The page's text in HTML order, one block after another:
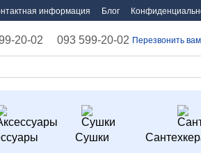
информация Блог
20-02 093 599-20-02 Перезвонить
Сушки